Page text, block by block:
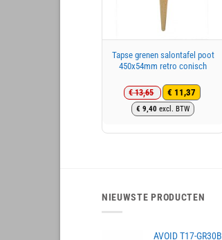
Tapse grenen salontafel poot
450x54mm retro conisch
€13,65
Oorspronkelijke
prijs
€ 11,37
Huidige
prijs
€ 9,40 excl. BTW
NIEUWSTE PRODUCTEN
AVOID T17-GR30B